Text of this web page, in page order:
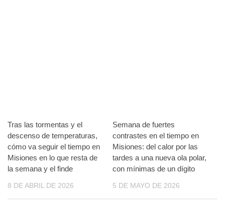
Tras las tormentas y el
descenso de temperaturas,
cómo va seguir el tiempo en
Misiones en lo que resta de
la semana y el finde
8 DE ABRIL DE 2026
Semana de fuertes
contrastes en el tiempo en
Misiones: del calor por las
tardes a una nueva ola polar,
con mínimas de un dígito
5 DE MAYO DE 2026